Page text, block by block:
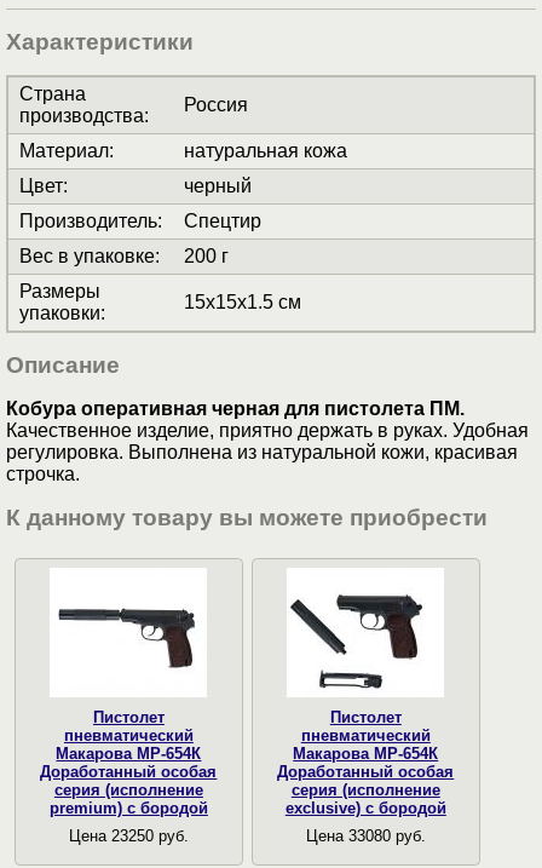
Характеристики
Страна
производства:
Россия
Материал:
натуральная кожа
Цвет:
черный
Производитель:
Спецтир
Вес в упаковке:
200 г
Размеры
упаковки:
15x15x1.5 см
Описание
Кобура оперативная черная для пистолета ПМ.
Качественное изделие, приятно держать в руках. Удобная
регулировка. Выполнена из натуральной кожи, красивая
строчка.
К данному товару вы можете приобрести
Пистолет
пневматический
Макарова МР-654К
Доработанный особая
серия (исполнение
premium) с бородой
Цена 23250 руб.
Пистолет
пневматический
Макарова МР-654К
Доработанный особая
серия (исполнение
exclusive) с бородой
Цена 33080 руб.